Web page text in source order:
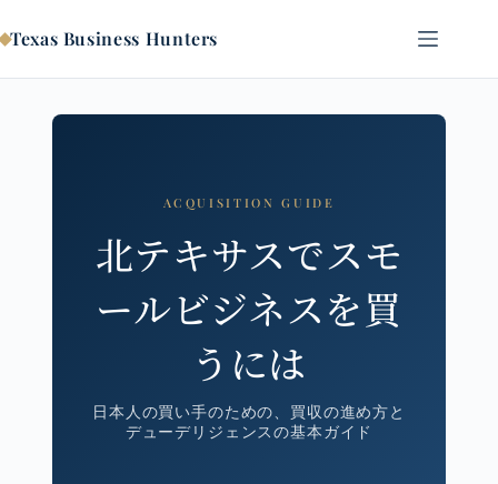
ン
ン
Texas Business Hunters
ACQUISITION GUIDE
北テキサスでスモ
ールビジネスを買
うには
日本人の買い手のための、買収の進め方と
デューデリジェンスの基本ガイド